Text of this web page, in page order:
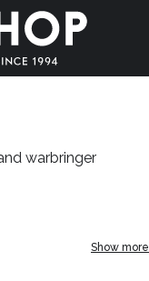
warbringer
Show more